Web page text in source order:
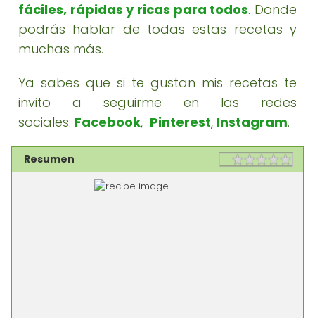
fáciles, rápidas y ricas para todos. Donde
podrás hablar de todas estas recetas y
muchas más.
Ya sabes que si te gustan mis recetas te
invito a seguirme en las redes
sociales: Facebook, Pinterest, Instagram.
Resumen Rating